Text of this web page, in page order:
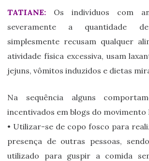
TATIANE: Os indivíduos com
severamente a quantidade
simplesmente recusam qualquer
atividade física excessiva, usam
jejuns, vômitos induzidos e dietas
Na sequência alguns
incentivados em blogs do movimento
• Utilizar-se de copo fosco para
presença de outras pessoas,
utilizado para guspir a comida